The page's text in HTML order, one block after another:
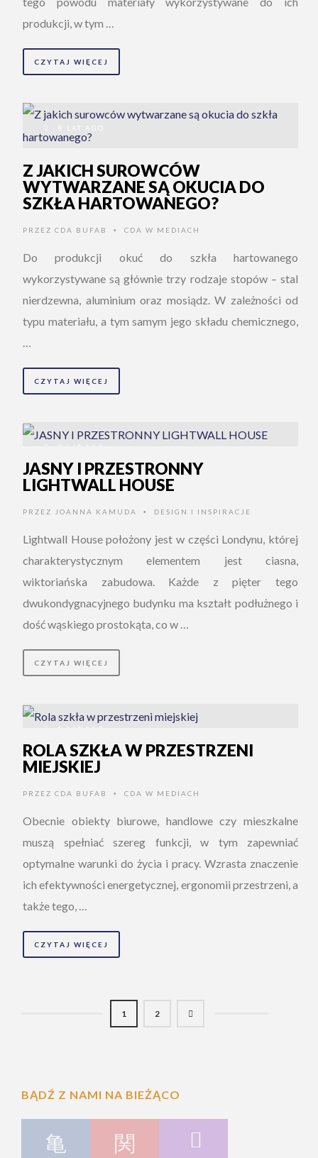
produkcji, w tym …
CZYTAJ WIĘCEJ
8 LAT AGO
Z JAKICH SUROWCÓW
WYTWARZANE SĄ OKUCIA DO
SZKŁA HARTOWANEGO?
PRZEZ CDA BUFAB • CDA W MEDIACH
Do produkcji okuć do szkła hartowanego
wykorzystywane są głównie trzy rodzaje stopów – stal
nierdzewna, aluminium oraz mosiądz. W zależności od
typu materiału, a tym samym jego składu chemicznego,
…
CZYTAJ WIĘCEJ
8 LAT AGO
JASNY I PRZESTRONNY
LIGHTWALL HOUSE
PRZEZ JOANNA KAMUDA • DESIGN I INSPIRACJE
Lightwall House położony jest w części Londynu, której
charakterystycznym elementem jest ciasna,
wiktoriańska zabudowa. Każde z pięter tego
dwukondygnacyjnego budynku ma kształt podłużnego i
dość wąskiego prostokąta, co w …
CZYTAJ WIĘCEJ
8 LAT AGO
ROLA SZKŁA W PRZESTRZENI
MIEJSKIEJ
PRZEZ CDA BUFAB • CDA W MEDIACH
Obecnie obiekty biurowe, handlowe czy mieszkalne
muszą spełniać szereg funkcji, w tym zapewniać
optymalne warunki do życia i pracy. Wzrasta znaczenie
ich efektywności energetycznej, ergonomii przestrzeni, a
także tego, …
CZYTAJ WIĘCEJ
1 2
BĄDŹ Z NAMI NA BIEŻĄCO